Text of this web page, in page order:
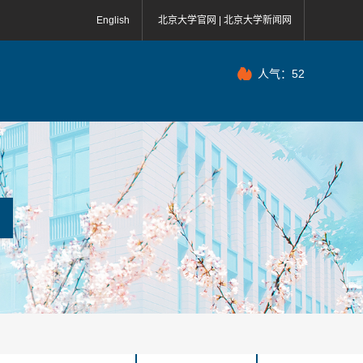
English 北京大学官网 | 北京大学新闻网
人气： 52